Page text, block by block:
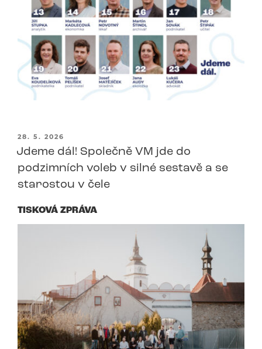
PUBLIKOVÁNO
28. 5. 2026
Jdeme dál! Společně VM jde do
podzimních voleb v silné sestavě a se
starostou v čele
TISKOVÁ ZPRÁVA